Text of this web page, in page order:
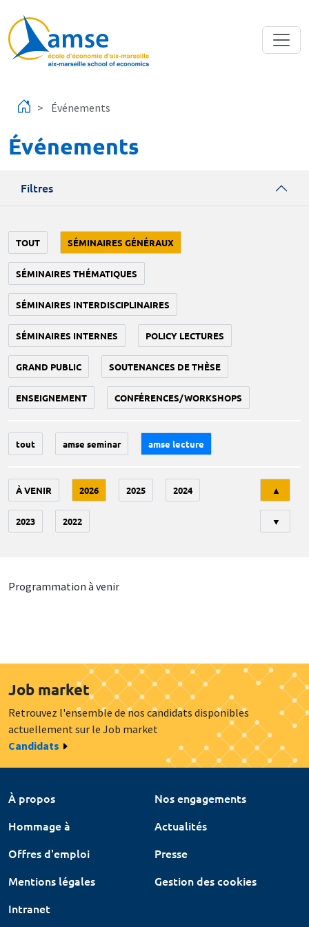
Événements
Événements
Filtres
TOUT SÉMINAIRES GÉNÉRAUX
SÉMINAIRES THÉMATIQUES
SÉMINAIRES INTERDISCIPLINAIRES
SÉMINAIRES INTERNES POLICY LECTURES
GRAND PUBLIC SOUTENANCES DE THÈSE
ENSEIGNEMENT CONFÉRENCES/WORKSHOPS
tout amse seminar amse lecture
À VENIR 2026 2025 2024
2023 2022
▲
▼
Programmation à venir
Job market
Retrouvez l'ensemble de nos candidats disponibles
actuellement sur le Job market
Candidats
À propos
Nos engagements
Hommage à
Actualités
Offres d'emploi
Presse
Mentions légales
Gestion des cookies
Intranet